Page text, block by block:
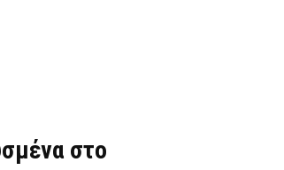
στο